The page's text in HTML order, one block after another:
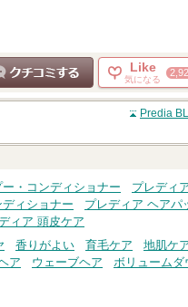
クチコミする
Like
気になる
Predia
・コンディショナー プレディ
ィショナー プレディア ヘアパ
ィア 頭皮ケア
香りがよい 育毛ケア 地肌ケ
ア ウェーブヘア ボリュームダ